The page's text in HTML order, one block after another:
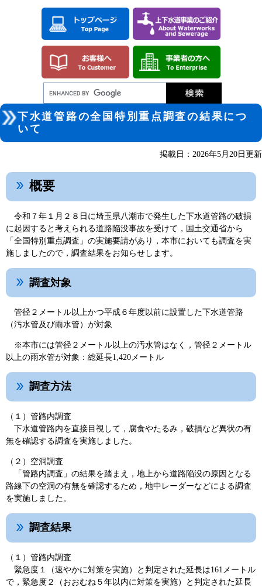
文
へ
本
文
下水道管路の全国特別重点調査の結果につ
いて
掲載日：2026年5月20日更新
概要
令和７年１月２８日に埼玉県八潮市で発生した下水道管路の破損
に起因すると考えられる道路陥没事故を受けて，国土交通省から
「全国特別重点調査」の実施要請があり，本市においても調査を実
施しましたので，調査結果をお知らせします。
調査対象
管径２メートル以上かつ平成６年度以前に設置した下水道管路
（汚水管及び雨水管）が対象
※本市には管径２メートル以上の汚水管はなく，管径２メートル
以上の雨水管が対象：総延長1,420メートル
調査方法
（１）管路内調査
下水道管路内を直接目視して，腐食やたるみ，破損など異状の有
無を確認する調査を実施しました。
（２）空洞調査
「管路内調査」の結果を踏まえ，地上から道路陥没の原因となる
路線下の空洞の有無を確認するため，地中レーダーなどによる調査
を実施しました。
調査結果
（１）管路内調査
緊急度１（速やかに対策を実施）と判定された延長は161メートル
で，緊急度２（おおむね５年以内に対策を実施）と判定された延長